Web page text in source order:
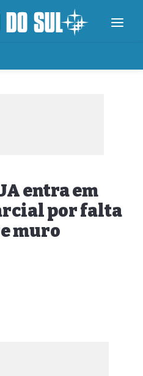
entra em
por falta
muro